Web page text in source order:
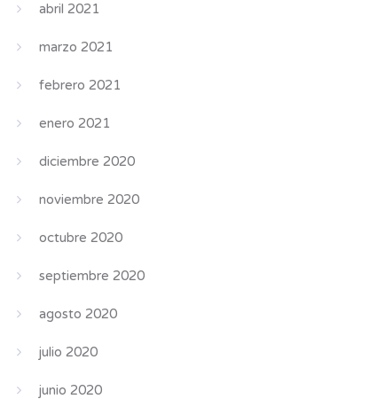
abril 2021
marzo 2021
febrero 2021
enero 2021
diciembre 2020
noviembre 2020
octubre 2020
septiembre 2020
agosto 2020
julio 2020
junio 2020